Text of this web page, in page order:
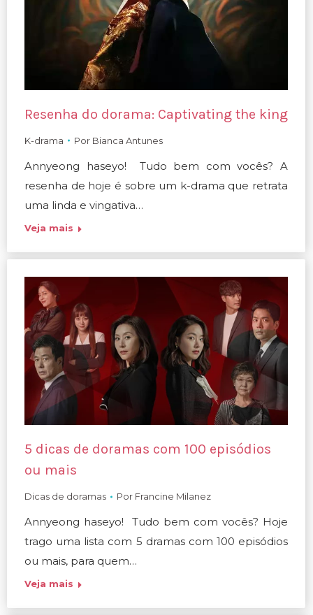
Resenha do dorama: Captivating the king
K-drama Por Bianca Antunes
Annyeong haseyo! Tudo bem com vocês? A
resenha de hoje é sobre um k-drama que retrata
uma linda e vingativa…
Veja mais
5 dicas de doramas com 100 episódios
ou mais
Dicas de doramas Por Francine Milanez
Annyeong haseyo! Tudo bem com vocês? Hoje
trago uma lista com 5 dramas com 100 episódios
ou mais, para quem…
Veja mais